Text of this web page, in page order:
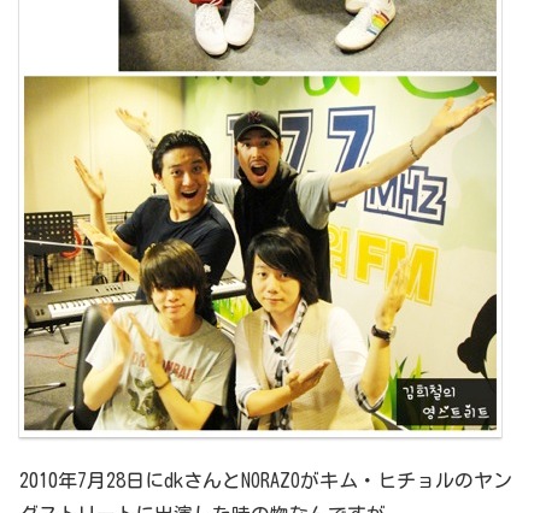
2010年7月28日にdkさんとNORAZOがキム・ヒチョルのヤン